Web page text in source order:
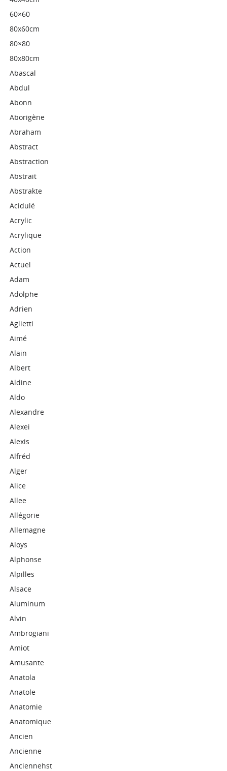
60×60
80x60cm
80×80
80x80cm
Abascal
Abdul
Abonn
Aborigène
Abraham
Abstract
Abstraction
Abstrait
Abstrakte
Acidulé
Acrylic
Acrylique
Action
Actuel
Adam
Adolphe
Adrien
Aglietti
Aimé
Alain
Albert
Aldine
Aldo
Alexandre
Alexei
Alexis
Alfréd
Alger
Alice
Allee
Allégorie
Allemagne
Aloys
Alphonse
Alpilles
Alsace
Aluminum
Alvin
Ambrogiani
Amiot
Amusante
Anatola
Anatole
Anatomie
Anatomique
Ancien
Ancienne
Anciennehst